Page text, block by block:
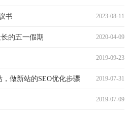
2023-08-11
书
2020-04-09
的五一假期
2019-09-23
2019-07-31
做新站的SEO优化步骤
2019-07-09